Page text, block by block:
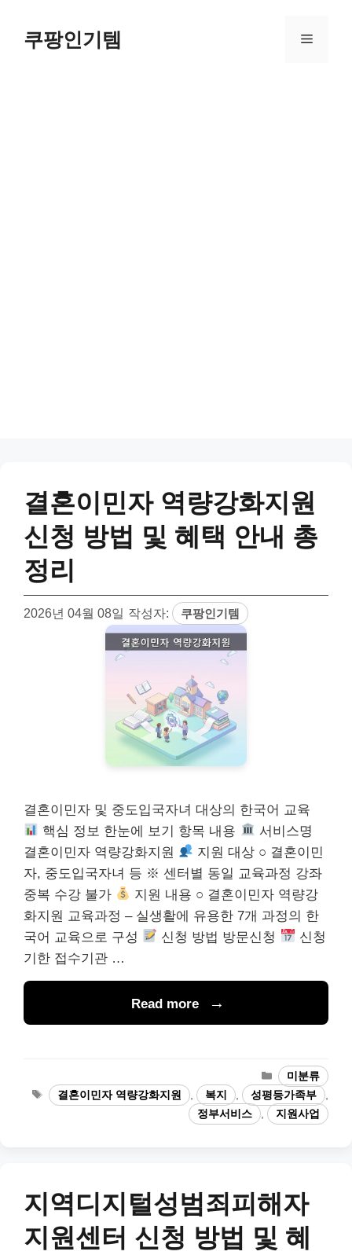
쿠팡인기템 메
결혼이민자 역량강화지원
신청 방법 및 혜택 안내 총
정리
2026년 04월 08일 작성자: 쿠팡인기템
결혼이민자 및 중도입국자녀 대상의 한국어 교육
핵심 정보 한눈에 보기 항목 내용
서비스명
결혼이민자 역량강화지원
지원 대상 ○ 결혼이민
자, 중도입국자녀 등 ※ 센터별 동일 교육과정 강좌
중복 수강 불가
지원 내용 ○ 결혼이민자 역량강
화지원 교육과정 – 실생활에 유용한 7개 과정의 한
국어 교육으로 구성
신청 방법 방문신청
신청
기한 접수기관 …
Read more
카
테
고
리
미분류
태
그
결혼이민자 역량강화지원 복지 성평등가족부
정부서비스
지원사업
지역디지털성범죄피해자
지원센터 신청 방법 및 혜